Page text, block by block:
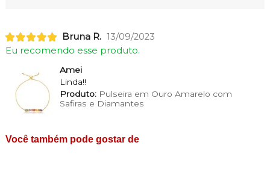
Bruna R. 13/09/2023
Eu recomendo esse produto.
Amei
Linda!!
Produto:Pulseira em Ouro Amarelo com
Safiras e Diamantes
Você também pode gostar de